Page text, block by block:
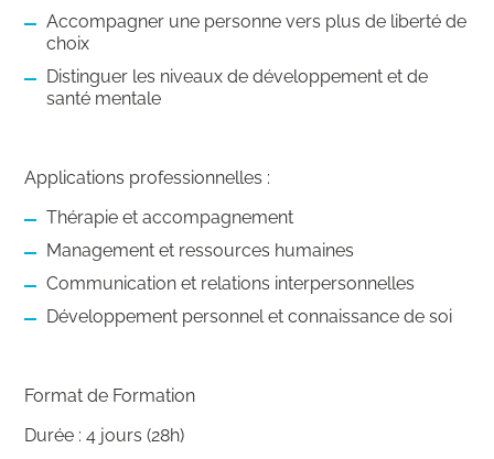
Accompagner une personne vers plus de liberté de
choix
Distinguer les niveaux de développement et de
santé mentale
Applications professionnelles :
Thérapie et accompagnement
Management et ressources humaines
Communication et relations interpersonnelles
Développement personnel et connaissance de soi
Format de Formation
Durée : 4 jours (28h)